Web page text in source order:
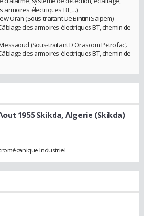
armoires électriques BT, ...)
Oran (Sous-traitant De Bintini Saipem)
des armoires électriques BT, chemin de
(Sous-traitant D'Orascom Petrofac).
des armoires électriques BT, chemin de
1955 Skikda, Algerie (Skikda)
Industriel